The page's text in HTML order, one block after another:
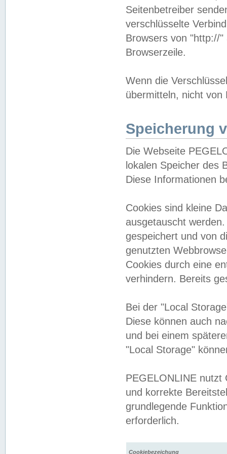
Seitenbetreiber
verschlüsselte
Browsers von "http://
Browserzeile.
Wenn die
übermitteln, nicht von
Speicherung
Die Webseite
lokalen Speicher des
Diese Informationen
Cookies sind kleine
ausgetauscht
gespeichert und von
genutzten
Cookies durch eine
verhindern. Bereits
Bei der "Local
Diese können auch
und bei einem
"Local Storage"
PEGELONLINE nutzt
und korrekte
grundlegende
erforderlich.
Cookiebezeichung